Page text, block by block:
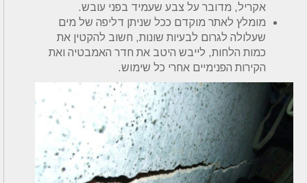
אקריל, מדובר על צבע שעמיד בפני עובש.
מומלץ לאתר מוקדם ככל שניתן דליפה של מים
שעלולה לגרום לבעיות שונות, חשוב להקטין את
כמות הלחות, לייבש היטב את חדר האמבטיה ואת
הקירות הפנימיים אחרי כל שימוש.